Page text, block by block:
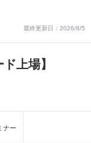
最終更新日：2026/8/5
上場】
ナー